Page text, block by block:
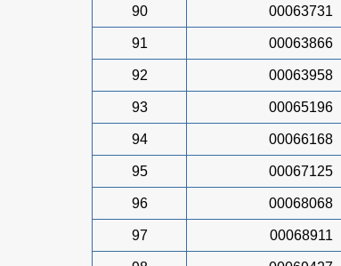
90 00063731
91 00063866
92 00063958
93 00065196
94 00066168
95 00067125
96 00068068
97 00068911